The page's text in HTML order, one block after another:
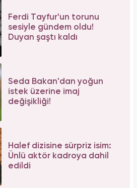
Ferdi Tayfur'un torunu
sesiyle gündem oldu!
Duyan şaştı kaldı
Seda Bakan'dan yoğun
istek üzerine imaj
değişikliği!
Halef dizisine sürpriz isim:
Ünlü aktör kadroya dahil
edildi